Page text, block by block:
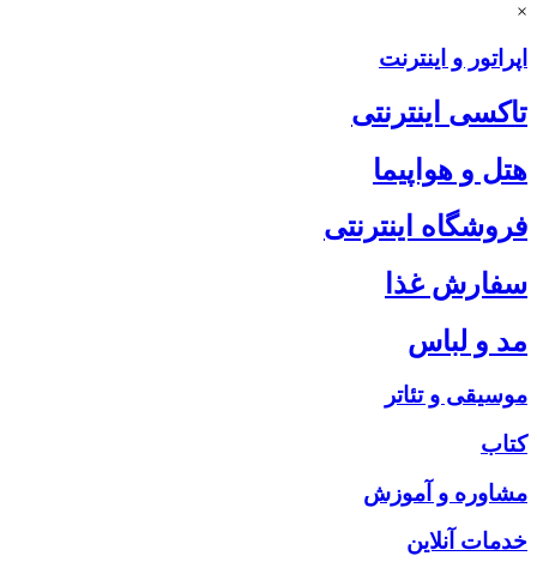
×
اپراتور و اینترنت
تاکسی اینترنتی
هتل و هواپیما
فروشگاه اینترنتی
سفارش غذا
مد و لباس
موسیقی و تئاتر
کتاب
مشاوره و آموزش
خدمات آنلاین